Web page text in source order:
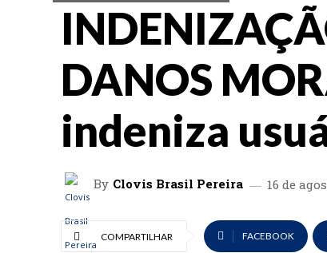
DANOS
indeniza
By Clovis Brasil Pereira 16 de
COMPARTILHAR FACEBOOK